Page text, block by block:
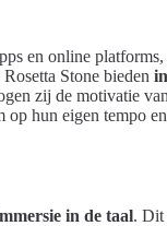
en online
Stone bieden
zij de motivatie
hun eigen tempo
in de taal. Dit